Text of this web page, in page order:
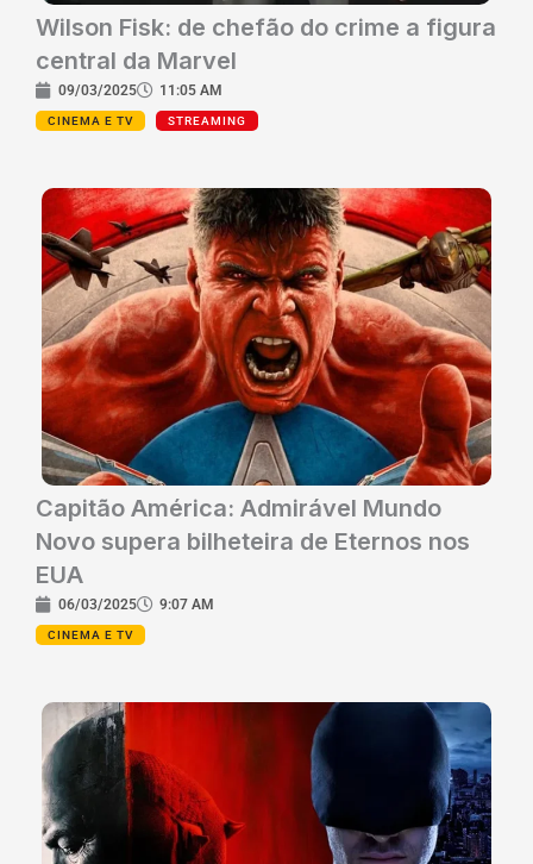
Wilson Fisk: de chefão do crime a figura
central da Marvel
09/03/2025 11:05 AM
CINEMA E TV STREAMING
Capitão América: Admirável Mundo
Novo supera bilheteira de Eternos nos
EUA
06/03/2025 9:07 AM
CINEMA E TV